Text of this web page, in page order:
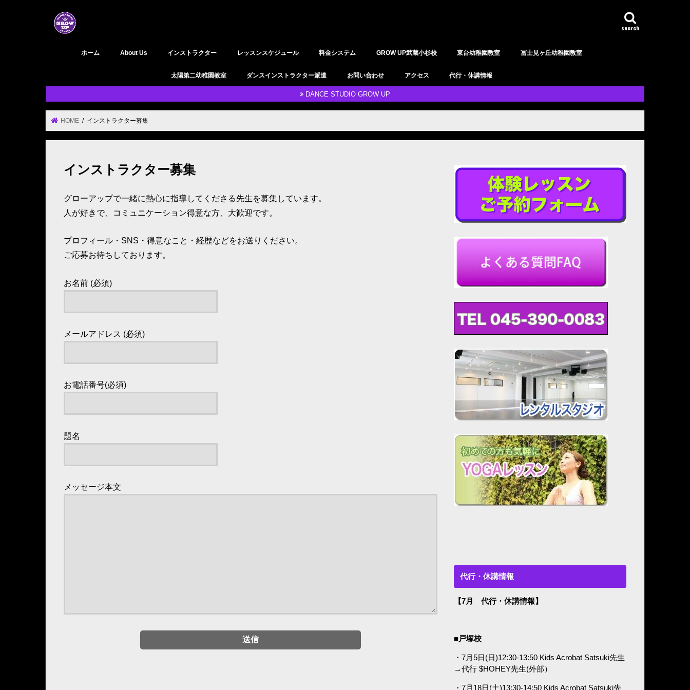
search
ホーム About Us
GROW UP 活動履歴
インストラクター レッスンスケジュール
YOGAレッスン
料金システム
レンタルスタジオ
GROW UP武蔵小杉校 東台幼稚園教室 冨士見ヶ丘幼稚園教室
太陽第二幼稚園教室 ダンスインストラクター派遣 お問い合わせ アクセス 代行・休講情報
DANCE STUDIO GROW UP
HOME インストラクター募集
インストラクター募集
グローアップで一緒に熱心に指導してくださる先生を募集しています。
人が好きで、コミュニケーション得意な方、大歓迎です。
プロフィール・SNS・得意なこと・経歴などをお送りください。
ご応募お待ちしております。
お名前 (必須)
メールアドレス (必須)
お電話番号(必須)
題名
メッセージ本文
代行・休講情報
【7月 代行・休講情報】
■戸塚校
・7月5日(日)12:30-13:50 Kids Acrobat Satsuki先生
→代行 $HOHEY先生(外部）
・7月18日(土)13:30-14:50 Kids Acrobat Satsuki先